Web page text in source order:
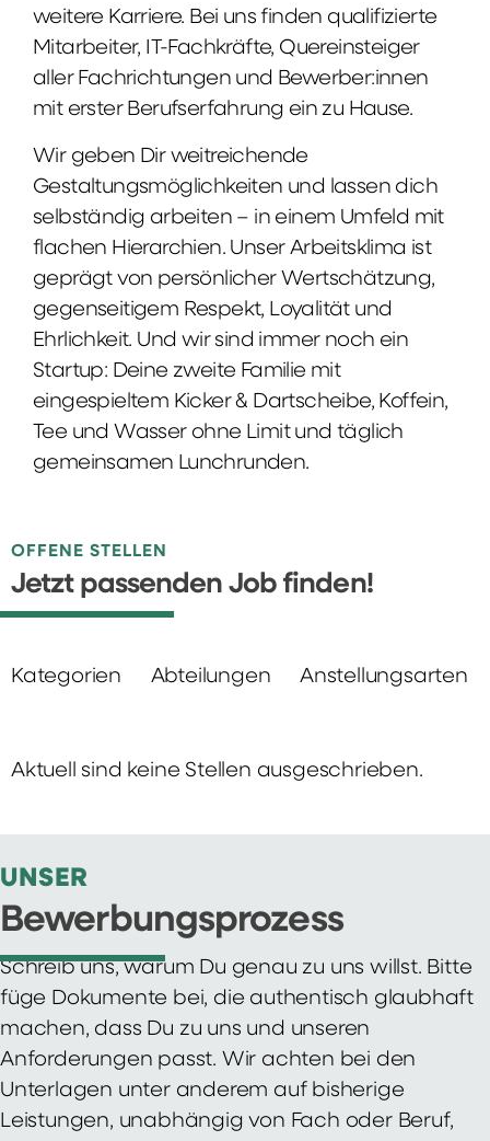
weitere Karriere. Bei uns finden qualifizierte
Mitarbeiter, IT-Fachkräfte, Quereinsteiger
aller Fachrichtungen und Bewerber:innen
mit erster Berufserfahrung ein zu Hause.
Wir geben Dir weitreichende
Gestaltungsmöglichkeiten und lassen dich
selbständig arbeiten – in einem Umfeld mit
flachen Hierarchien. Unser Arbeitsklima ist
geprägt von persönlicher Wertschätzung,
gegenseitigem Respekt, Loyalität und
Ehrlichkeit. Und wir sind immer noch ein
Startup: Deine zweite Familie mit
eingespieltem Kicker & Dartscheibe, Koffein,
Tee und Wasser ohne Limit und täglich
gemeinsamen Lunchrunden.
OFFENE STELLEN
Jetzt passenden Job finden!
Kategorien Abteilungen Anstellungsarten
Aktuell sind keine Stellen ausgeschrieben.
UNSER
Bewerbungsprozess
Schreib uns, warum Du genau zu uns willst. Bitte
füge Dokumente bei, die authentisch glaubhaft
machen, dass Du zu uns und unseren
Anforderungen passt. Wir achten bei den
Unterlagen unter anderem auf bisherige
Leistungen, unabhängig von Fach oder Beruf,